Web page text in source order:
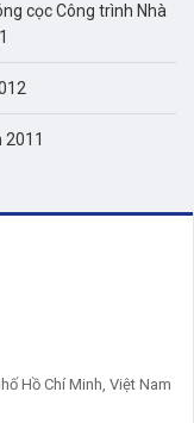
cọc Công trình Nhà
2011
Hồ Chí Minh, Việt Nam